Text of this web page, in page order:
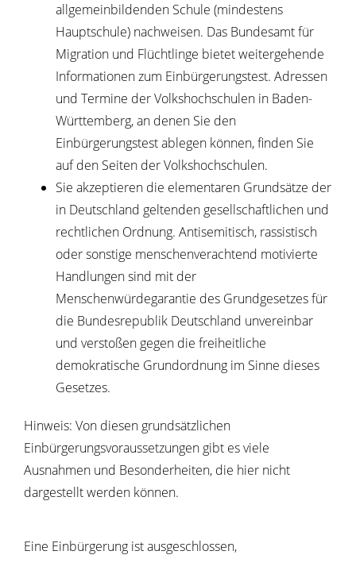
allgemeinbildenden Schule (mindestens
Hauptschule) nachweisen. Das Bundesamt für
Migration und Flüchtlinge bietet weitergehende
Informationen zum Einbürgerungstest. Adressen
und Termine der Volkshochschulen in Baden-
Württemberg, an denen Sie den
Einbürgerungstest ablegen können, finden Sie
auf den Seiten der Volkshochschulen.
Sie akzeptieren die elementaren Grundsätze der
in Deutschland geltenden gesellschaftlichen und
rechtlichen Ordnung. Antisemitisch, rassistisch
oder sonstige menschenverachtend motivierte
Handlungen sind mit der
Menschenwürdegarantie des Grundgesetzes für
die Bundesrepublik Deutschland unvereinbar
und verstoßen gegen die freiheitliche
demokratische Grundordnung im Sinne dieses
Gesetzes.
Hinweis: Von diesen grundsätzlichen
Einbürgerungsvoraussetzungen gibt es viele
Ausnahmen und Besonderheiten, die hier nicht
dargestellt werden können.
Eine Einbürgerung ist ausgeschlossen,